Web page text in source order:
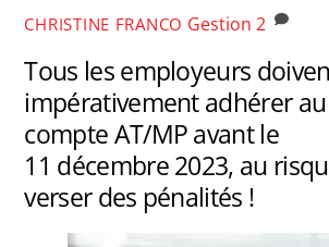
CHRISTINE FRANCO Gestion 2
Tous les employeurs
impérativement adhérer au
compte AT/MP avant le
11 décembre 2023, au
verser des pénalités !